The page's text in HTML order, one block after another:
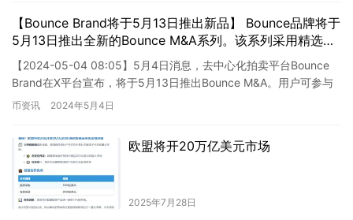
【Bounce Brand将于5月13日推出新品】 Bounce品牌将于
5月13日推出全新的Bounce M&A系列。该系列采用精选优
质原料,融合创新工艺,为消费者呈现更加细腻动人的产品体
验。届时敬请关注。
【2024-05-04 08:05】5月4日消息，去中心化拍卖平台Bounce
Brand在X平台宣布，将于5月13日推出Bounce M&A。用户可参与
这项实验，将三种…
币资讯 2024年5月4日
欧盟将开20万亿美元市场
2025年7月28日